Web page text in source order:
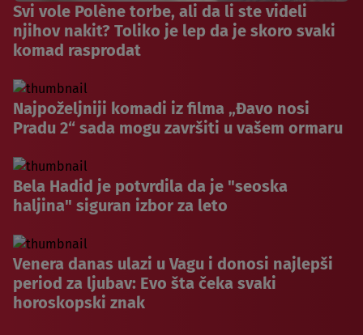
Svi vole Polène torbe, ali da li ste videli
njihov nakit? Toliko je lep da je skoro svaki
komad rasprodat
Najpoželjniji komadi iz filma „Đavo nosi
Pradu 2“ sada mogu završiti u vašem ormaru
Bela Hadid je potvrdila da je "seoska
haljina" siguran izbor za leto
Venera danas ulazi u Vagu i donosi najlepši
period za ljubav: Evo šta čeka svaki
horoskopski znak